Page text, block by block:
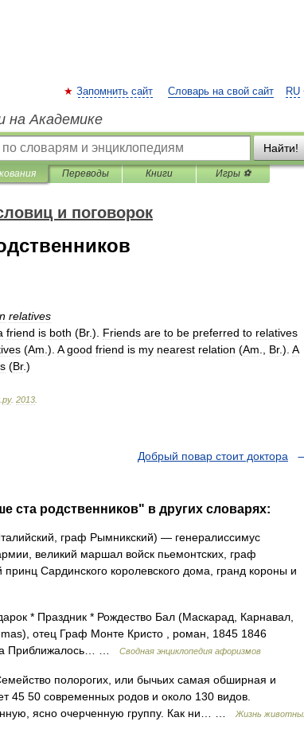
RU
Запомнить сайт Словарь на свой сайт
на Академике
Найти!
Переводы Книги Игры ⚽
и поговорок
relatives
friend is both (Br.). Friends are to be preferred to relatives
(Am ). A good friend is my nearest relation (Am Br.). A
(Br.)
.ру. 2013
Добрый повар стоит доктора
ста родственников" в других словарях:
граф Рымникский) — генералиссимус
великий маршал войск пьемонтских, граф
Сардинского королевского дома, гранд короны и
* Праздник * Рождество Бал (Маскарад, Карнавал,
отец Граф Монте Кристо , роман, 1845 1846
Приближалось… …
Сводная энциклопедия афоризмов
полорогих, или бычьих самая обширная и
45 50 современных родов и около 130 видов.
ясно очерченную группу. Как ни… …
Жизнь